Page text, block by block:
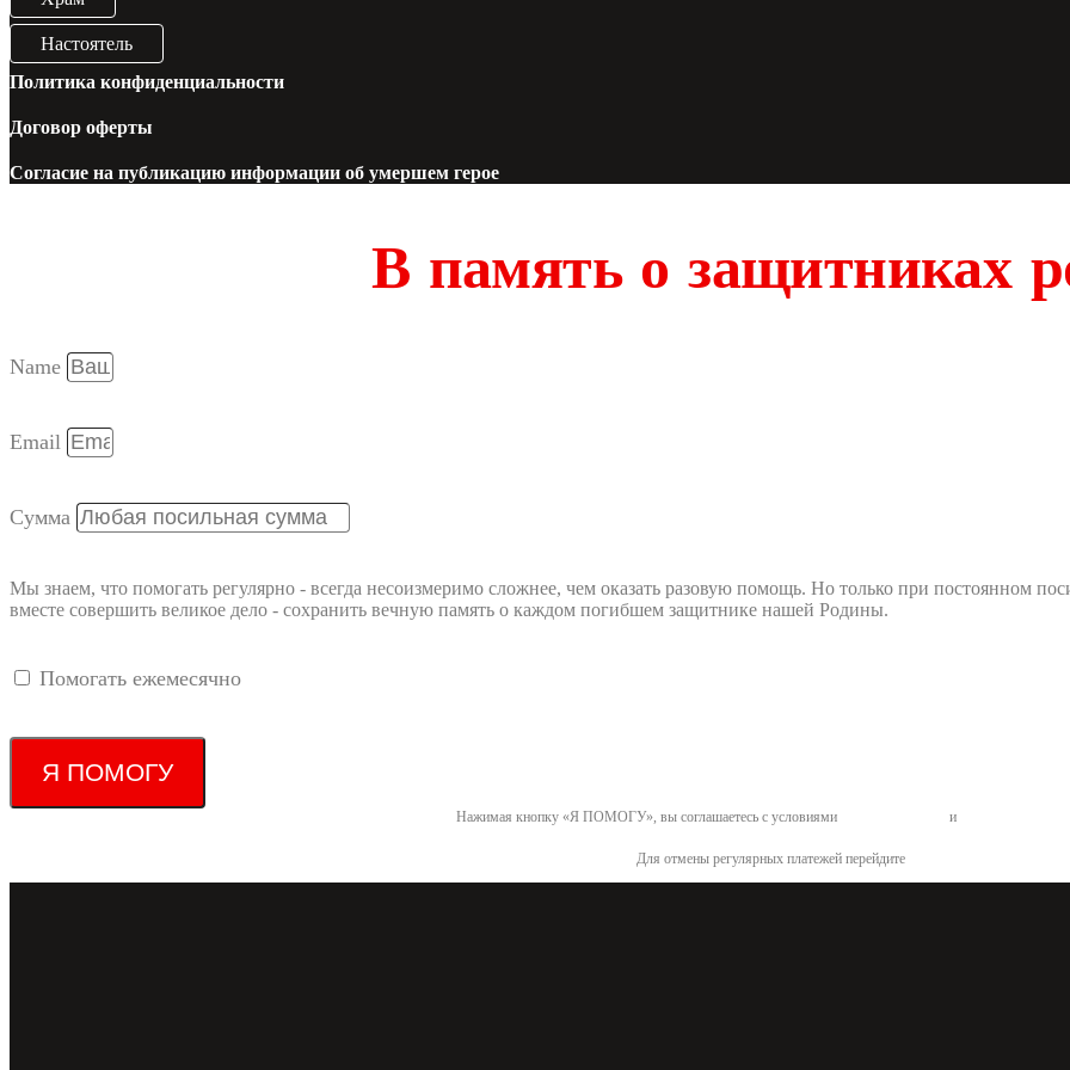
Настоятель
Политика конфиденциальности
Договор оферты
Согласие на публикацию информации об умершем герое
В память о защитниках
Name
Email
Сумма
Мы знаем, что помогать регулярно - всегда несоизмеримо сложнее, чем оказать разовую помощь. Но только при постоянном
вместе совершить великое дело - сохранить вечную память о каждом погибшем защитнике нашей Родины.
Помогать ежемесячно
Я ПОМОГУ
Нажимая кнопку «Я ПОМОГУ», вы соглашаетесь с условиями и
Для отмены регулярных платежей перейдите